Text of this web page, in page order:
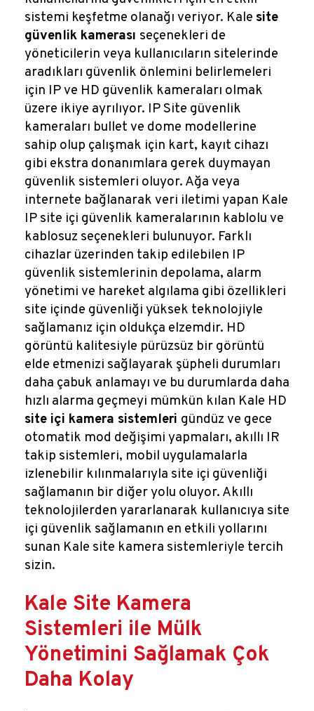
sistemi keşfetme olanağı veriyor. Kale site
güvenlik kamerası seçenekleri de
yöneticilerin veya kullanıcıların sitelerinde
aradıkları güvenlik önlemini belirlemeleri
için IP ve HD güvenlik kameraları olmak
üzere ikiye ayrılıyor. IP Site güvenlik
kameraları bullet ve dome modellerine
sahip olup çalışmak için kart, kayıt cihazı
gibi ekstra donanımlara gerek duymayan
güvenlik sistemleri oluyor. Ağa veya
internete bağlanarak veri iletimi yapan Kale
IP site içi güvenlik kameralarının kablolu ve
kablosuz seçenekleri bulunuyor. Farklı
cihazlar üzerinden takip edilebilen IP
güvenlik sistemlerinin depolama, alarm
yönetimi ve hareket algılama gibi özellikleri
site içinde güvenliği yüksek teknolojiyle
sağlamanız için oldukça elzemdir. HD
görüntü kalitesiyle pürüzsüz bir görüntü
elde etmenizi sağlayarak şüpheli durumları
daha çabuk anlamayı ve bu durumlarda daha
hızlı alarma geçmeyi mümkün kılan Kale HD
site içi kamera sistemleri gündüz ve gece
otomatik mod değişimi yapmaları, akıllı IR
takip sistemleri, mobil uygulamalarla
izlenebilir kılınmalarıyla site içi güvenliği
sağlamanın bir diğer yolu oluyor. Akıllı
teknolojilerden yararlanarak kullanıcıya site
içi güvenlik sağlamanın en etkili yollarını
sunan Kale site kamera sistemleriyle tercih
sizin.
Kale Site Kamera
Sistemleri ile Mülk
Yönetimini Sağlamak Çok
Daha Kolay